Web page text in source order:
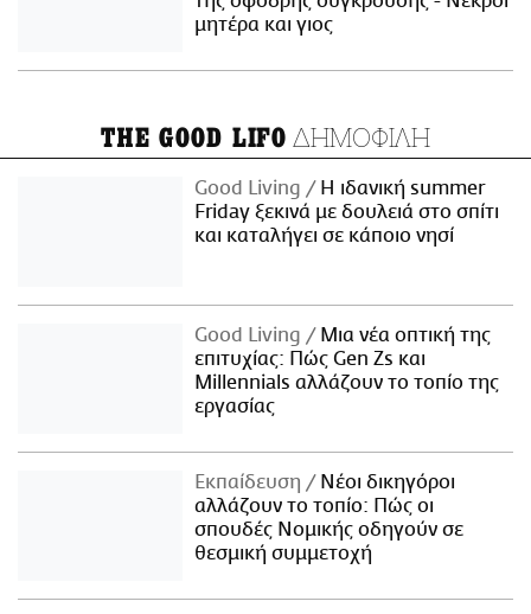
μητέρα και γιος
THE GOOD LIFO ΔΗΜΟΦΙΛΗ
Good Living
Η ιδανική summer
Friday ξεκινά με δουλειά στο σπίτι
και καταλήγει σε κάποιο νησί
Good Living
Μια νέα οπτική της
επιτυχίας: Πώς Gen Zs και
Millennials αλλάζουν το τοπίο της
εργασίας
Εκπαίδευση
Νέοι δικηγόροι
αλλάζουν το τοπίο: Πώς οι
σπουδές Νομικής οδηγούν σε
θεσμική συμμετοχή